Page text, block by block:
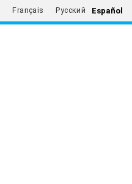
Français Русский Español